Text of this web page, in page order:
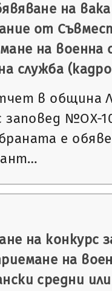
на
от
на военна
служба
в община
№ОХ-
е
на конкурс
на
средни